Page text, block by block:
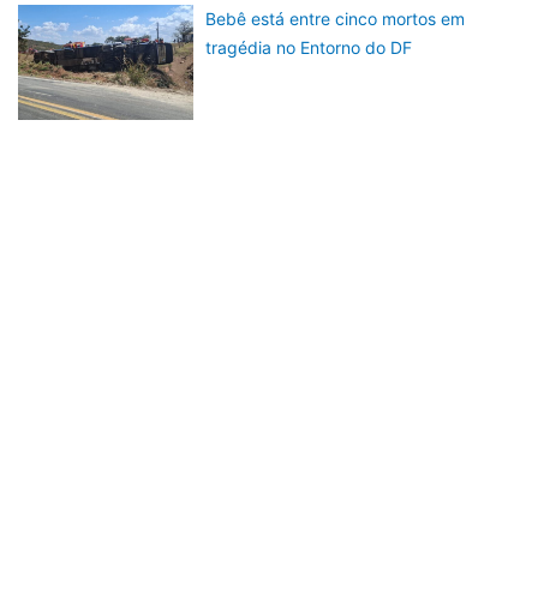
Bebê está entre cinco mortos em
tragédia no Entorno do DF